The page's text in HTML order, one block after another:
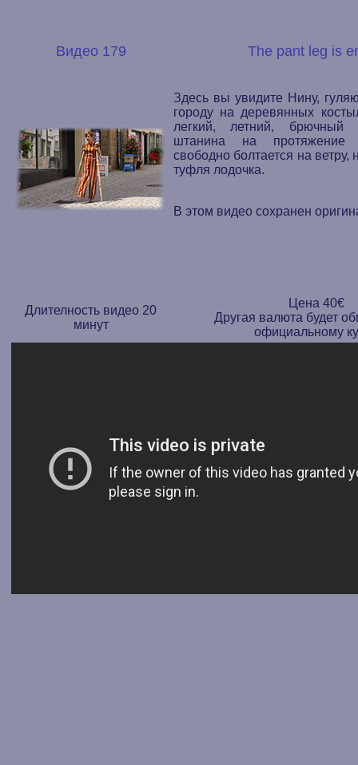
Видео 179 The pant leg is
Здесь вы увидите Нину,
городу на деревянных
легкий, летний, брючный
штанина на протяжение
свободно болтается на ветру,
туфля лодочка.
В этом видео сохранен
Длителность видео 20
минут
Цена 40€
Другая валюта будет
официальному